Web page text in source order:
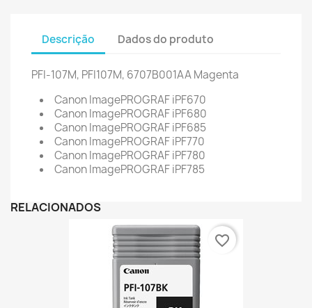
Descrição Dados do produto
PFI-107M, PFI107M, 6707B001AAMagenta
Canon ImagePROGRAF iPF670
Canon ImagePROGRAF iPF680
Canon ImagePROGRAF iPF685
Canon ImagePROGRAF iPF770
Canon ImagePROGRAF iPF780
Canon ImagePROGRAF iPF785
RELACIONADOS
favorite_border